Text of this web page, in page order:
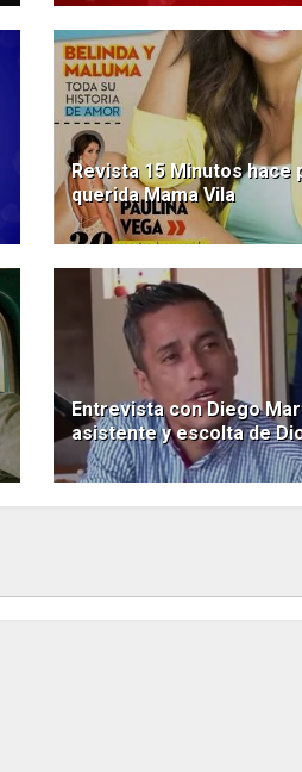
Revista 15 Minutos hace
querida Mama Vila
Entrevista con Diego
asistente y escolta de